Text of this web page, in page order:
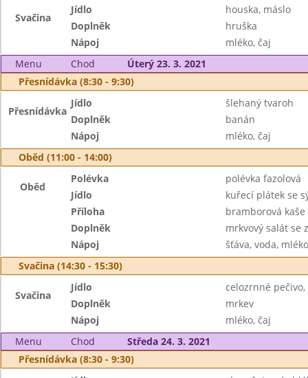
Svačina
Jídlo
houska, máslo
Doplněk
hruška
Nápoj
mléko, čaj
Menu
Chod
Úterý 23. 3. 2021
Přesnídávka (8:30 - 9:30)
Přesnídávka
Jídlo
šlehaný tvaroh
Doplněk
banán
Nápoj
mléko, čaj
Oběd (11:00 - 14:00)
Oběd
Polévka
polévka fazolová
Jídlo
kuřecí plátek se
Příloha
bramborová kaše
Doplněk
mrkvový salát se
Nápoj
šťáva, voda, mléko
Svačina (14:30 - 15:30)
Svačina
Jídlo
celozrnné
Doplněk
mrkev
Nápoj
mléko, čaj
Menu
Chod
Středa 24. 3. 2021
Přesnídávka (8:30 - 9:30)